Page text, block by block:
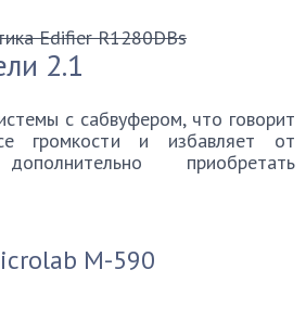
Edifier R1280DBs
2.1
с сабвуфером, что говорит
громкости и избавляет от
приобретать
M-590